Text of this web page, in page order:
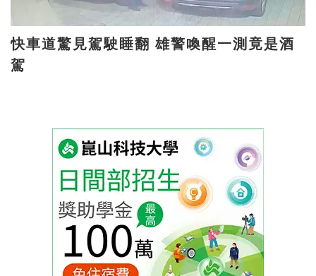
快車道驚見駕駛睡翻 雄警喚醒一測竟是酒
駕